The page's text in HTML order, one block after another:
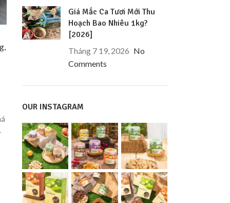
Giá Mắc Ca Tươi Mới Thu
Hoạch Bao Nhiêu 1kg?
[2026]
Tháng 7 19, 2026 No
Comments
OUR INSTAGRAM